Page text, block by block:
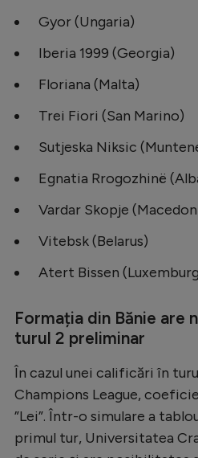
Gyor (Ungaria)
Iberia 1999 (Georgia)
Floriana (Malta)
Trei Fiori (San Marino)
Sutjeska Niksic
Egnatia Rrogozhinë
Vardar Skopje
Vitebsk (Belarus)
Atert Bissen
Formația din Bănie are
turul 2 preliminar
În cazul unei calificări în
Champions League,
”Lei”. Într-o simulare a
primul tur, Universitatea